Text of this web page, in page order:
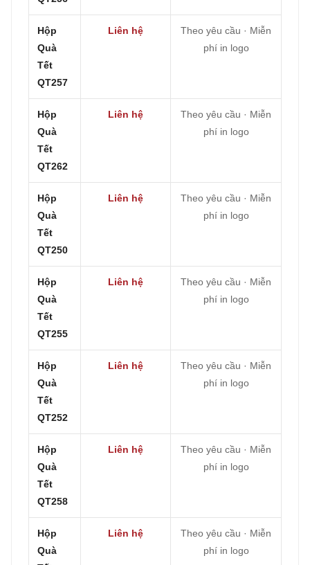
Hộp
Quà
Tết
QT257
Liên hệ
Theo yêu cầu · Miễn
phí in logo
Hộp
Quà
Tết
QT262
Liên hệ
Theo yêu cầu · Miễn
phí in logo
Hộp
Quà
Tết
QT250
Liên hệ
Theo yêu cầu · Miễn
phí in logo
Hộp
Quà
Tết
QT255
Liên hệ
Theo yêu cầu · Miễn
phí in logo
Hộp
Quà
Tết
QT252
Liên hệ
Theo yêu cầu · Miễn
phí in logo
Hộp
Quà
Tết
QT258
Liên hệ
Theo yêu cầu · Miễn
phí in logo
Hộp
Quà
Liên hệ
Theo yêu cầu · Miễn
phí in logo